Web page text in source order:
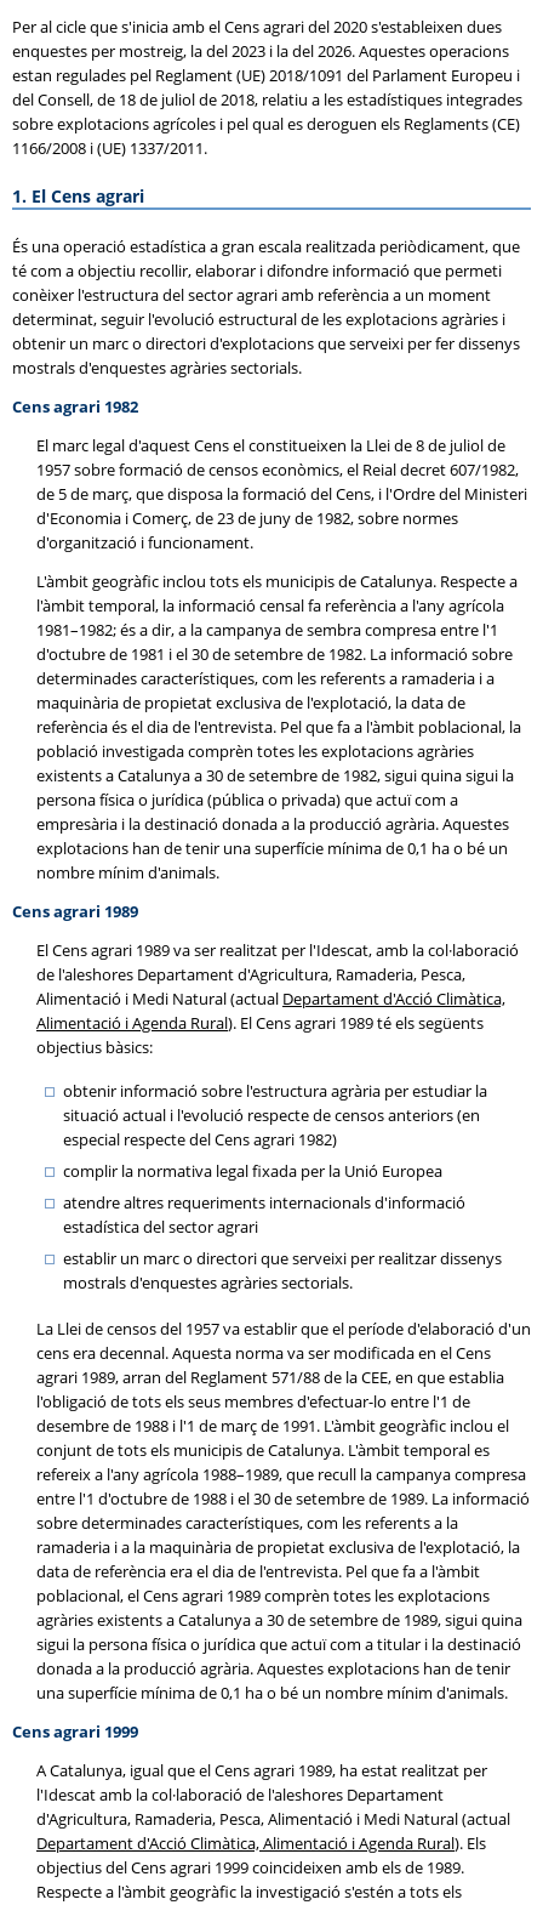
Per al cicle que s'inicia amb el Cens agrari del 2020 s'estableixen dues
enquestes per mostreig, la del 2023 i la del 2026. Aquestes operacions
estan regulades pel Reglament (UE) 2018/1091 del Parlament Europeu i
del Consell, de 18 de juliol de 2018, relatiu a les estadístiques integrades
sobre explotacions agrícoles i pel qual es deroguen els Reglaments (CE)
1166/2008 i (UE) 1337/2011.
1. El Cens agrari
És una operació estadística a gran escala realitzada periòdicament, que
té com a objectiu recollir, elaborar i difondre informació que permeti
conèixer l'estructura del sector agrari amb referència a un moment
determinat, seguir l'evolució estructural de les explotacions agràries i
obtenir un marc o directori d'explotacions que serveixi per fer dissenys
mostrals d'enquestes agràries sectorials.
Cens agrari 1982
El marc legal d'aquest Cens el constitueixen la Llei de 8 de juliol de
1957 sobre formació de censos econòmics, el Reial decret 607/1982,
de 5 de març, que disposa la formació del Cens, i l'Ordre del Ministeri
d'Economia i Comerç, de 23 de juny de 1982, sobre normes
d'organització i funcionament.
L'àmbit geogràfic inclou tots els municipis de Catalunya. Respecte a
l'àmbit temporal, la informació censal fa referència a l'any agrícola
1981–1982; és a dir, a la campanya de sembra compresa entre l'1
d'octubre de 1981 i el 30 de setembre de 1982. La informació sobre
determinades característiques, com les referents a ramaderia i a
maquinària de propietat exclusiva de l'explotació, la data de
referència és el dia de l'entrevista. Pel que fa a l'àmbit poblacional, la
població investigada comprèn totes les explotacions agràries
existents a Catalunya a 30 de setembre de 1982, sigui quina sigui la
persona física o jurídica (pública o privada) que actuï com a
empresària i la destinació donada a la producció agrària. Aquestes
explotacions han de tenir una superfície mínima de 0,1 ha o bé un
nombre mínim d'animals.
Cens agrari 1989
El Cens agrari 1989 va ser realitzat per l'Idescat, amb la col·laboració
de l'aleshores Departament d'Agricultura, Ramaderia, Pesca,
Alimentació i Medi Natural (actual Departament d'Acció Climàtica,
Alimentació i Agenda Rural). El Cens agrari 1989 té els següents
objectius bàsics:
obtenir informació sobre l'estructura agrària per estudiar la
situació actual i l'evolució respecte de censos anteriors (en
especial respecte del Cens agrari 1982)
complir la normativa legal fixada per la Unió Europea
atendre altres requeriments internacionals d'informació
estadística del sector agrari
establir un marc o directori que serveixi per realitzar dissenys
mostrals d'enquestes agràries sectorials.
La Llei de censos del 1957 va establir que el període d'elaboració d'un
cens era decennal. Aquesta norma va ser modificada en el Cens
agrari 1989, arran del Reglament 571/88 de la CEE, en que establia
l'obligació de tots els seus membres d'efectuar-lo entre l'1 de
desembre de 1988 i l'1 de març de 1991. L'àmbit geogràfic inclou el
conjunt de tots els municipis de Catalunya. L'àmbit temporal es
refereix a l'any agrícola 1988–1989, que recull la campanya compresa
entre l'1 d'octubre de 1988 i el 30 de setembre de 1989. La informació
sobre determinades característiques, com les referents a la
ramaderia i a la maquinària de propietat exclusiva de l'explotació, la
data de referència era el dia de l'entrevista. Pel que fa a l'àmbit
poblacional, el Cens agrari 1989 comprèn totes les explotacions
agràries existents a Catalunya a 30 de setembre de 1989, sigui quina
sigui la persona física o jurídica que actuï com a titular i la destinació
donada a la producció agrària. Aquestes explotacions han de tenir
una superfície mínima de 0,1 ha o bé un nombre mínim d'animals.
Cens agrari 1999
A Catalunya, igual que el Cens agrari 1989, ha estat realitzat per
l'Idescat amb la col·laboració de l'aleshores Departament
d'Agricultura, Ramaderia, Pesca, Alimentació i Medi Natural (actual
Departament d'Acció Climàtica, Alimentació i Agenda Rural). Els
objectius del Cens agrari 1999 coincideixen amb els de 1989.
Respecte a l'àmbit geogràfic la investigació s'estén a tots els